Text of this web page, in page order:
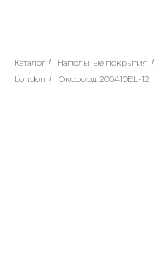
Каталог / Напольные покрытия /
London / Оксфорд 200410EL-12